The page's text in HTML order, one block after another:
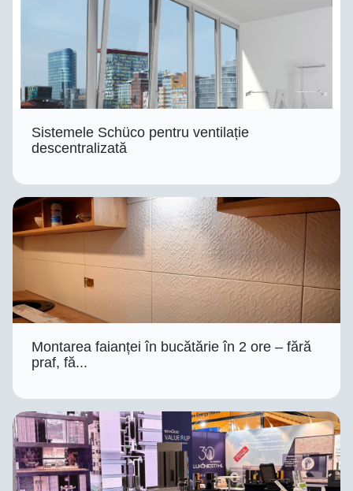
Sistemele Schüco pentru ventilație
descentralizată
Montarea faianței în bucătărie în 2 ore – fără
praf, fă...